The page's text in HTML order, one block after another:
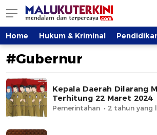
MalukuTerkini.com
Terkini, Mendalam dan Terpercaya
Home Hukum & Kriminal
#Gubernur
Kepala Daerah Dilarang
Terhitung 22 Maret 2024
Pemerintahan 2 tahun yang